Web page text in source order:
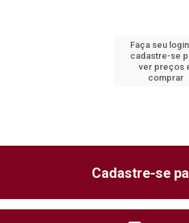
Faça seu
cadastre-se
ver preços
comprar
Cadastre-se